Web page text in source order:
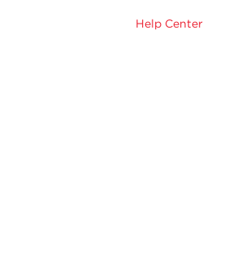
Help Center